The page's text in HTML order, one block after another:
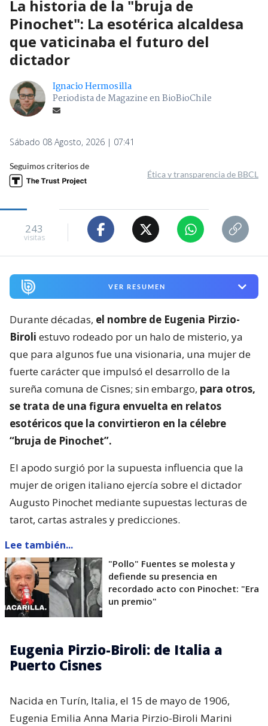
La historia de la "bruja de
Pinochet": La esotérica alcaldesa
que vaticinaba el futuro del
dictador
Ignacio Hermosilla
Periodista de Magazine en BioBioChile
Sábado 08 Agosto, 2026 | 07:41
Seguimos criterios de
Ética y transparencia de BBCL
243
visitas
VER RESUMEN
Durante décadas, el nombre de Eugenia Pirzio-
Biroli estuvo rodeado por un halo de misterio, ya
que para algunos fue una visionaria, una mujer de
fuerte carácter que impulsó el desarrollo de la
sureña comuna de Cisnes; sin embargo, para otros,
se trata de una figura envuelta en relatos
esotéricos que la convirtieron en la célebre
“bruja de Pinochet”.
El apodo surgió por la supuesta influencia que la
mujer de origen italiano ejercía sobre el dictador
Augusto Pinochet mediante supuestas lecturas de
tarot, cartas astrales y predicciones.
Lee también...
"Pollo" Fuentes se molesta y
defiende su presencia en
recordado acto con Pinochet: "Era
un premio"
Eugenia Pirzio-Biroli: de Italia a
Puerto Cisnes
Nacida en Turín, Italia, el 15 de mayo de 1906,
Eugenia Emilia Anna Maria Pirzio-Biroli Marini